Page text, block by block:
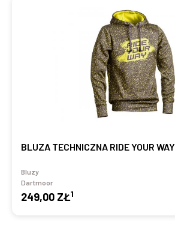
BLUZA TECHNICZNA RIDE YOUR WAY
Bluzy
Dartmoor
249,00 ZŁ1